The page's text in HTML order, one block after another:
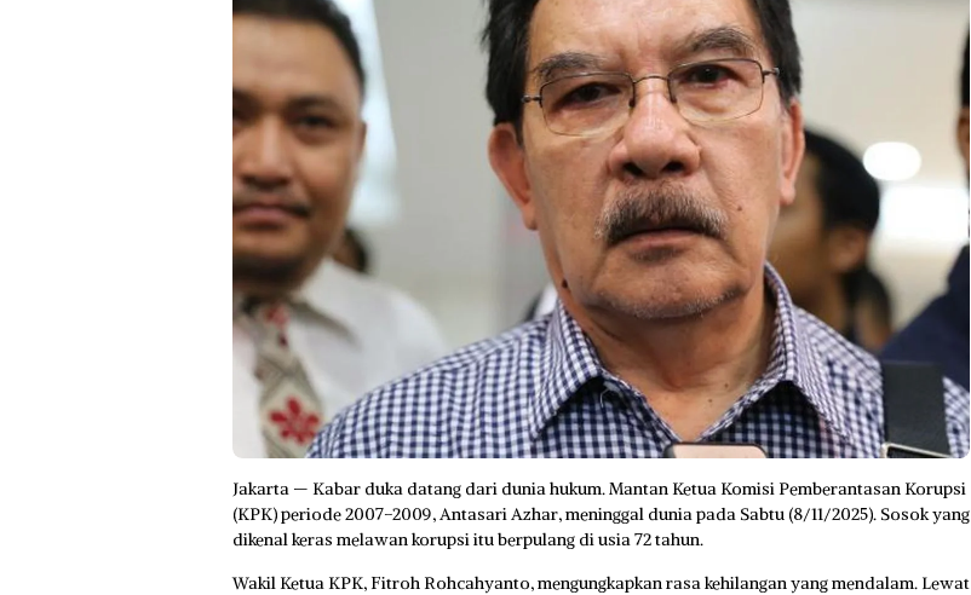
Jakarta — Kabar duka datang dari dunia hukum. Mantan Ketua Komisi Pemberantasan Korupsi
(KPK) periode 2007–2009, Antasari Azhar, meninggal dunia pada Sabtu (8/11/2025). Sosok yang
dikenal keras melawan korupsi itu berpulang di usia 72 tahun.
Wakil Ketua KPK, Fitroh Rohcahyanto, mengungkapkan rasa kehilangan yang mendalam. Lewat